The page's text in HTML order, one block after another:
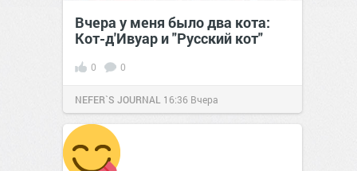
Вчера у меня было два кота:
Кот-д'Ивуар и "Русский кот"
0 0
NEFER`S JOURNAL 16:36 Вчера